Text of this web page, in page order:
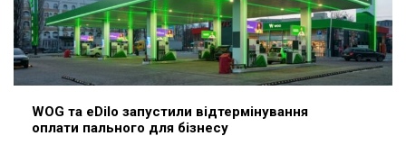
WOG та eDilo запустили відтермінування
оплати пального для бізнесу